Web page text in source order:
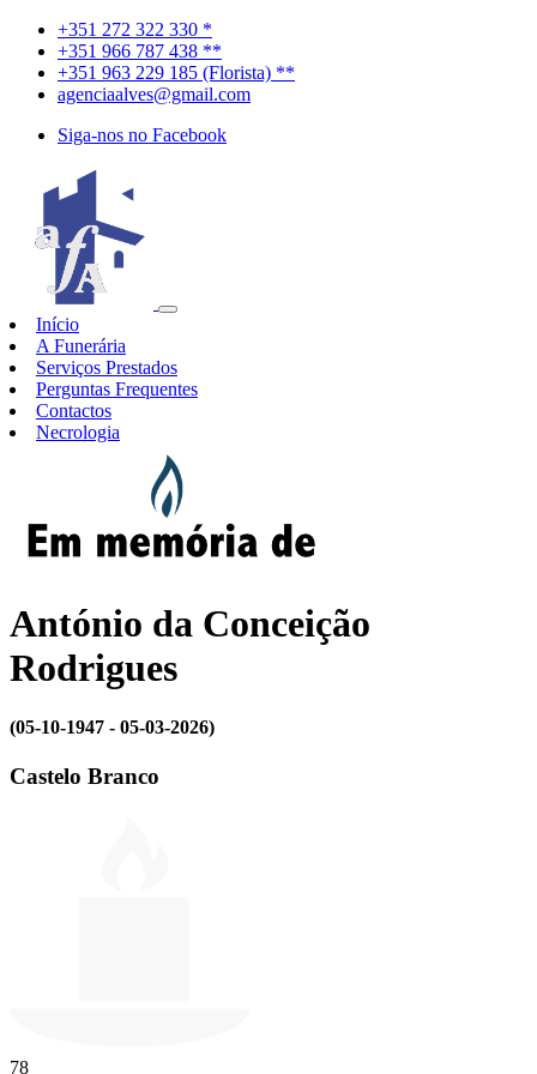
+351 272 322 330 *
+351 966 787 438 **
+351 963 229 185 (Florista) **
agenciaalves@gmail.com
Siga-nos no Facebook
Início
A Funerária
Serviços Prestados
Perguntas Frequentes
Contactos
Necrologia
António da Conceição
Rodrigues
(05-10-1947 - 05-03-2026)
Castelo Branco
78